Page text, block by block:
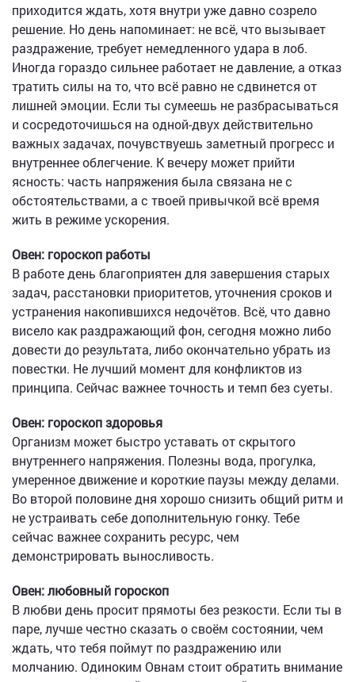
приходится ждать, хотя внутри уже давно созрело
решение. Но день напоминает: не всё, что вызывает
раздражение, требует немедленного удара в лоб.
Иногда гораздо сильнее работает не давление, а отказ
тратить силы на то, что всё равно не сдвинется от
лишней эмоции. Если ты сумеешь не разбрасываться
и сосредоточишься на одной-двух действительно
важных задачах, почувствуешь заметный прогресс и
внутреннее облегчение. К вечеру может прийти
ясность: часть напряжения была связана не с
обстоятельствами, а с твоей привычкой всё время
жить в режиме ускорения.
Овен: гороскоп работы
В работе день благоприятен для завершения старых
задач, расстановки приоритетов, уточнения сроков и
устранения накопившихся недочётов. Всё, что давно
висело как раздражающий фон, сегодня можно либо
довести до результата, либо окончательно убрать из
повестки. Не лучший момент для конфликтов из
принципа. Сейчас важнее точность и темп без суеты.
Овен: гороскоп здоровья
Организм может быстро уставать от скрытого
внутреннего напряжения. Полезны вода, прогулка,
умеренное движение и короткие паузы между делами.
Во второй половине дня хорошо снизить общий ритм и
не устраивать себе дополнительную гонку. Тебе
сейчас важнее сохранить ресурс, чем
демонстрировать выносливость.
Овен: любовный гороскоп
В любви день просит прямоты без резкости. Если ты в
паре, лучше честно сказать о своём состоянии, чем
ждать, что тебя поймут по раздражению или
молчанию. Одиноким Овнам стоит обратить внимание